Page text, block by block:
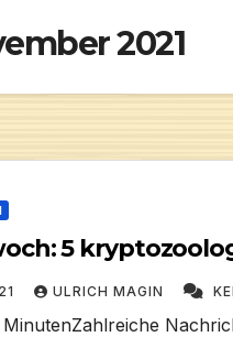
2021
5
ULRICH MAGIN